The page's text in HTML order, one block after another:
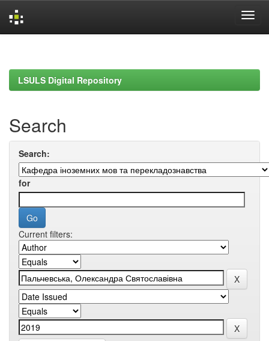
LSULS Digital Repository
Search
Search:
for
Current filters: